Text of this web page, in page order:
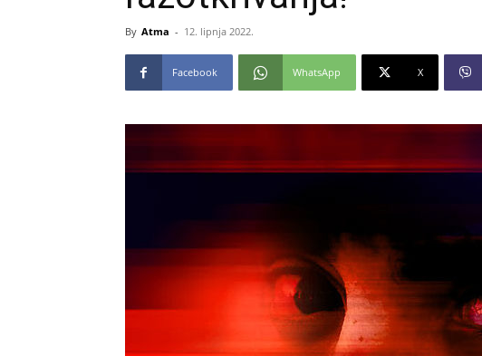
By Atma - 12. lipnja 2022.
Facebook WhatsApp X